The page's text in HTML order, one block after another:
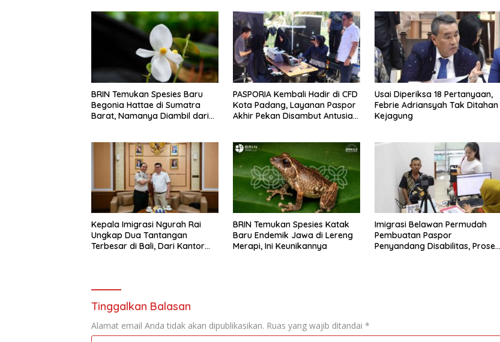
BRIN Temukan Spesies Baru
Begonia Hattae di Sumatra
Barat, Namanya Diambil dari
PASPORIA Kembali Hadir di CFD
Kota Padang, Layanan Paspor
Akhir Pekan Disambut Antusias
Usai Diperiksa 18 Pertanyaan,
Febrie Adriansyah Tak Ditahan
Kejagung
Kepala Imigrasi Ngurah Rai
Ungkap Dua Tantangan
Terbesar di Bali, Dari Kantor
BRIN Temukan Spesies Katak
Baru Endemik Jawa di Lereng
Merapi, Ini Keunikannya
Imigrasi Belawan Permudah
Pembuatan Paspor
Penyandang Disabilitas, Proses
Tinggalkan Balasan
Alamat email Anda tidak akan dipublikasikan. Ruas yang wajib ditandai *